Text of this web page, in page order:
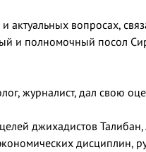
актуальных вопросах,
и полномочный посол
журналист, дал свою
джихадистов
дисциплин,